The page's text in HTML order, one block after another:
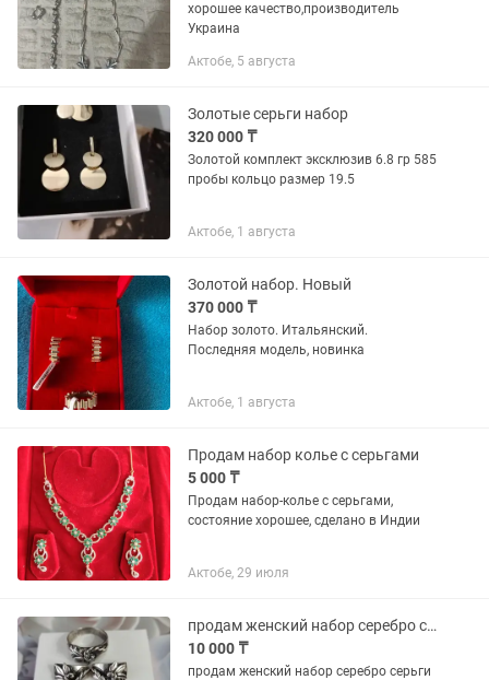
хорошее качество,производитель
Украина
Актобе, 5 августа
Золотые серьги набор
320 000 ₸
Золотой комплект эксклюзив 6.8 гр 585
пробы кольцо размер 19.5
Актобе, 1 августа
Золотой набор. Новый
370 000 ₸
Набор золото. Итальянский.
Последняя модель, новинка
Актобе, 1 августа
Продам набор колье с серьгами
5 000 ₸
Продам набор-колье с серьгами,
состояние хорошее, сделано в Индии
Актобе, 29 июля
продам женский набор серебро серьги и кольцо
10 000 ₸
продам женский набор серебро серьги